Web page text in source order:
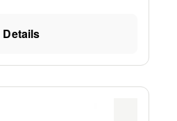
Details